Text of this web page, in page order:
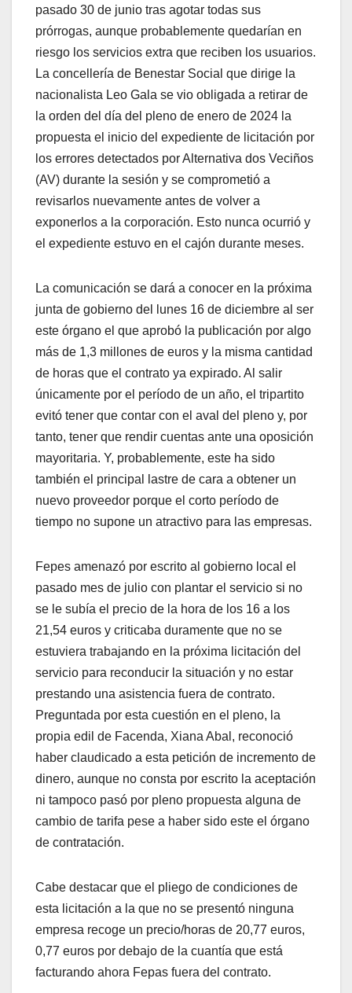
pasado 30 de junio tras agotar todas sus
prórrogas, aunque probablemente quedarían en
riesgo los servicios extra que reciben los usuarios.
La concellería de Benestar Social que dirige la
nacionalista Leo Gala se vio obligada a retirar de
la orden del día del pleno de enero de 2024 la
propuesta el inicio del expediente de licitación por
los errores detectados por Alternativa dos Veciños
(AV) durante la sesión y se comprometió a
revisarlos nuevamente antes de volver a
exponerlos a la corporación. Esto nunca ocurrió y
el expediente estuvo en el cajón durante meses.
La comunicación se dará a conocer en la próxima
junta de gobierno del lunes 16 de diciembre al ser
este órgano el que aprobó la publicación por algo
más de 1,3 millones de euros y la misma cantidad
de horas que el contrato ya expirado. Al salir
únicamente por el período de un año, el tripartito
evitó tener que contar con el aval del pleno y, por
tanto, tener que rendir cuentas ante una oposición
mayoritaria. Y, probablemente, este ha sido
también el principal lastre de cara a obtener un
nuevo proveedor porque el corto período de
tiempo no supone un atractivo para las empresas.
Fepes amenazó por escrito al gobierno local el
pasado mes de julio con plantar el servicio si no
se le subía el precio de la hora de los 16 a los
21,54 euros y criticaba duramente que no se
estuviera trabajando en la próxima licitación del
servicio para reconducir la situación y no estar
prestando una asistencia fuera de contrato.
Preguntada por esta cuestión en el pleno, la
propia edil de Facenda, Xiana Abal, reconoció
haber claudicado a esta petición de incremento de
dinero, aunque no consta por escrito la aceptación
ni tampoco pasó por pleno propuesta alguna de
cambio de tarifa pese a haber sido este el órgano
de contratación.
Cabe destacar que el pliego de condiciones de
esta licitación a la que no se presentó ninguna
empresa recoge un precio/horas de 20,77 euros,
0,77 euros por debajo de la cuantía que está
facturando ahora Fepas fuera del contrato.